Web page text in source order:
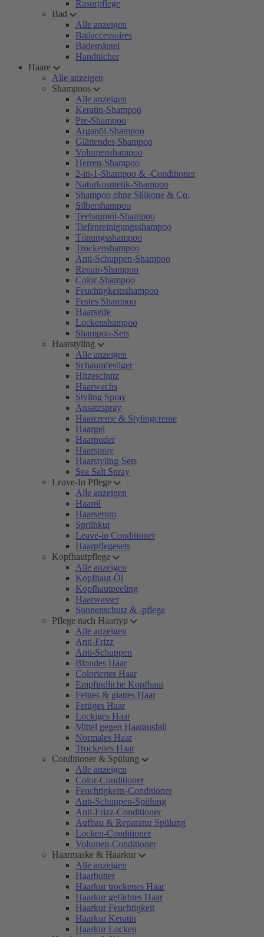
Rasurpflege
Bad
Alle anzeigen
Badaccessoires
Bademäntel
Handtücher
Haare
Alle anzeigen
Shampoos
Alle anzeigen
Keratin-Shampoo
Pre-Shampoo
Arganöl-Shampoo
Glättendes Shampoo
Volumenshampoo
Herren-Shampoo
2-in-1-Shampoo & -Conditioner
Naturkosmetik-Shampoo
Shampoo ohne Silikone & Co.
Silbershampoo
Teebaumöl-Shampoo
Tiefenreinigungsshampoo
Tönungsshampoo
Trockenshampoo
Anti-Schuppen-Shampoo
Repair-Shampoo
Color-Shampoo
Feuchtigkeitsshampoo
Festes Shampoo
Haarseife
Lockenshampoo
Shampoo-Sets
Haarstyling
Alle anzeigen
Schaumfestiger
Hitzeschutz
Haarwachs
Styling Spray
Ansatzspray
Haarcreme & Stylingcreme
Haargel
Haarpuder
Haarspray
Haarstyling-Sets
Sea Salt Spray
Leave-In Pflege
Alle anzeigen
Haaröl
Haarserum
Sprühkur
Leave-in Conditioner
Haarpflegesets
Kopfhautpflege
Alle anzeigen
Kopfhaut-Öl
Kopfhautpeeling
Haarwasser
Sonnenschutz & -pflege
Pflege nach Haartyp
Alle anzeigen
Anti-Frizz
Anti-Schuppen
Blondes Haar
Coloriertes Haar
Empfindliche Kopfhaut
Feines & glattes Haar
Fettiges Haar
Lockiges Haar
Mittel gegen Haarausfall
Normales Haar
Trockenes Haar
Conditioner & Spülung
Alle anzeigen
Color-Conditioner
Feuchtigkeits-Conditioner
Anti-Schuppen-Spülung
Anti-Frizz-Conditioner
Aufbau & Reparatur Spülung
Locken-Conditioner
Volumen-Conditioner
Haarmaske & Haarkur
Alle anzeigen
Haarbutter
Haarkur trockenes Haar
Haarkur gefärbtes Haar
Haarkur Feuchtigkeit
Haarkur Keratin
Haarkur Locken